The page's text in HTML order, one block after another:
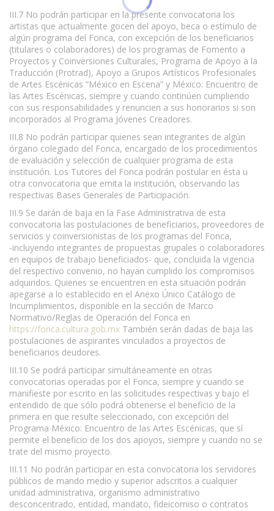
III.7 No podrán participar en la presente convocatoria los
artistas que actualmente gocen del apoyo, beca o estímulo de
algún programa del Fonca, con excepción de los beneficiarios
(titulares o colaboradores) de los programas de Fomento a
Proyectos y Coinversiones Culturales, Programa de Apoyo a la
Traducción (Protrad), Apoyo a Grupos Artísticos Profesionales
de Artes Escénicas “México en Escena” y México: Encuentro de
las Artes Escénicas, siempre y cuando continúen cumpliendo
con sus responsabilidades y renuncien a sus honorarios si son
incorporados al Programa Jóvenes Creadores.
III.8 No podrán participar quienes sean integrantes de algún
órgano colegiado del Fonca, encargado de los procedimientos
de evaluación y selección de cualquier programa de esta
institución. Los Tutores del Fonca podrán postular en ésta u
otra convocatoria que emita la institución, observando las
respectivas Bases Generales de Participación.
III.9 Se darán de baja en la Fase Administrativa de esta
convocatoria las postulaciones de beneficiarios, proveedores de
servicios y coinversionistas de los programas del Fonca,
-incluyendo integrantes de propuestas grupales o colaboradores
en equipos de trabajo beneficiados- que, concluida la vigencia
del respectivo convenio, no hayan cumplido los compromisos
adquiridos. Quienes se encuentren en esta situación podrán
apegarse a lo establecido en el Anexo Único Catálogo de
Incumplimientos, disponible en la sección de Marco
Normativo/Reglas de Operación del Fonca en
https://fonca.cultura.gob.mx También serán dadas de baja las
postulaciones de aspirantes vinculados a proyectos de
beneficiarios deudores.
III.10 Se podrá participar simultáneamente en otras
convocatorias operadas por el Fonca, siempre y cuando se
manifieste por escrito en las solicitudes respectivas y bajo el
entendido de que sólo podrá obtenerse el beneficio de la
primera en que resulte seleccionado, con excepción del
Programa México: Encuentro de las Artes Escénicas, que sí
permite el beneficio de los dos apoyos, siempre y cuando no se
trate del mismo proyecto.
III.11 No podrán participar en esta convocatoria los servidores
públicos de mando medio y superior adscritos a cualquier
unidad administrativa, organismo administrativo
desconcentrado, entidad, mandato, fideicomiso o contratos